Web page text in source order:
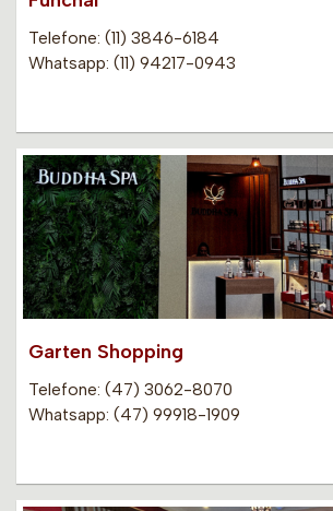
Telefone: (11) 3846-6184
Whatsapp: (11) 94217-0943
Garten Shopping
Telefone: (47) 3062-8070
Whatsapp: (47) 99918-1909